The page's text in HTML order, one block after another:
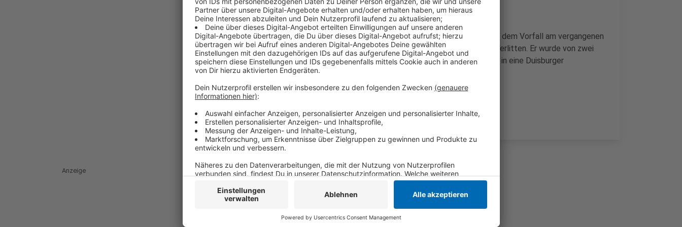
Die Ermittler werten den Vorfall als fahrlässige Brandstiftung. Bei dem Vorfall am vergangenen
Sonntag (08.08.) hatte der Betreiber schwere Brandverletzungen erlitten. Er wurde von zwei
Besuchern der Spielhalle ins Freie gezogen und kam anschließend in eine Duisburger
Spezialklinik.
Anzeige